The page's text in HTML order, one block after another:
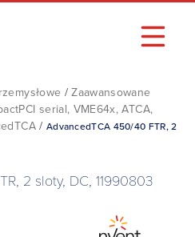
/Zaawansowane
serial, VME64x, ATCA,
/ AdvancedTCA 450/40 FTR, 2
2 sloty, DC, 11990803